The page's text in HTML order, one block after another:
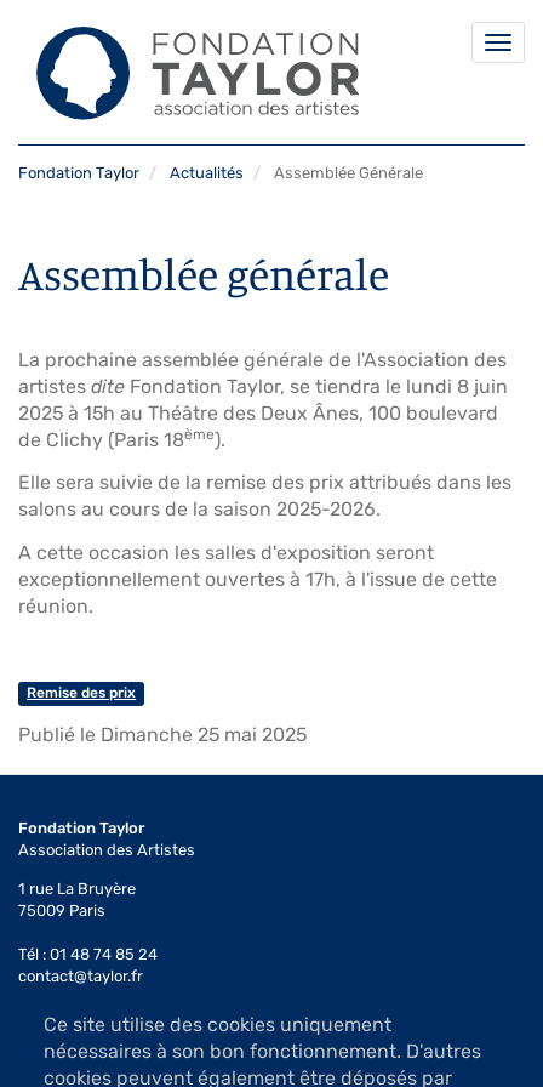
au
Fondation Taylor Actualités Assemblée Générale
Assemblée générale
La prochaine assemblée générale de l'Association des
artistes dite Fondation Taylor, se tiendra le lundi 8 juin
2025 à 15h au Théâtre des Deux Ânes, 100 boulevard
de Clichy (Paris 18ème).
Elle sera suivie de la remise des prix attribués dans les
salons au cours de la saison 2025-2026.
A cette occasion les salles d'exposition seront
exceptionnellement ouvertes à 17h, à l'issue de cette
réunion.
Remise des prix
Publié le Dimanche 25 mai 2025
Ce site utilise des cookies uniquement
nécessaires à son bon fonctionnement. D'autres
cookies peuvent également être déposés par
Fondation Taylor
Association des Artistes
1 rue La Bruyère
75009 Paris
Tél : 01 48 74 85 24
contact@taylor.fr
Accès : Métro Saint-Georges (ligne 12)
Bus 74, arrêt Saint-Georges